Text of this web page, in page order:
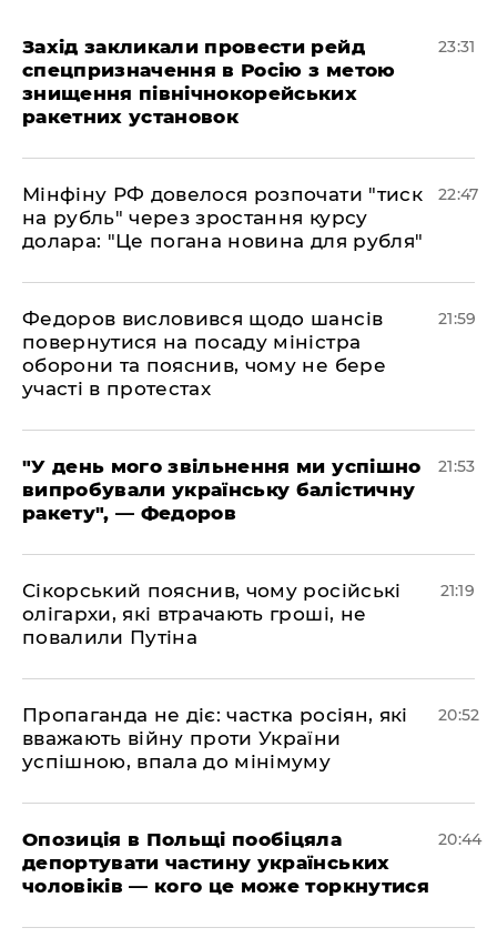
​Захід закликали провести рейд
спецпризначення в Росію з метою
знищення північнокорейських
ракетних установок
23:31
​Мінфіну РФ довелося розпочати "тиск
на рубль" через зростання курсу
долара: "Це погана новина для рубля"
22:47
​Федоров висловився щодо шансів
повернутися на посаду міністра
оборони та пояснив, чому не бере
участі в протестах
21:59
​"У день мого звільнення ми успішно
випробували українську балістичну
ракету", — Федоров
21:53
​Сікорський пояснив, чому російські
олігархи, які втрачають гроші, не
повалили Путіна
21:19
​Пропаганда не діє: частка росіян, які
вважають війну проти України
успішною, впала до мінімуму
20:52
​Опозиція в Польщі пообіцяла
депортувати частину українських
чоловіків — кого це може торкнутися
20:44